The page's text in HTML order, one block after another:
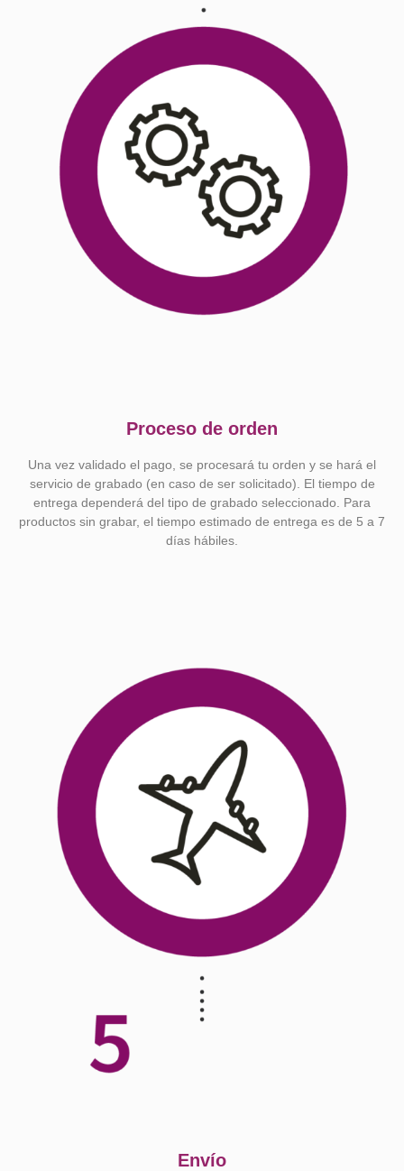
Proceso de orden
Una vez validado el pago, se procesará tu orden y se hará el
servicio de grabado (en caso de ser solicitado). El tiempo de
entrega dependerá del tipo de grabado seleccionado. Para
productos sin grabar, el tiempo estimado de entrega es de 5 a 7
días hábiles.
Envío